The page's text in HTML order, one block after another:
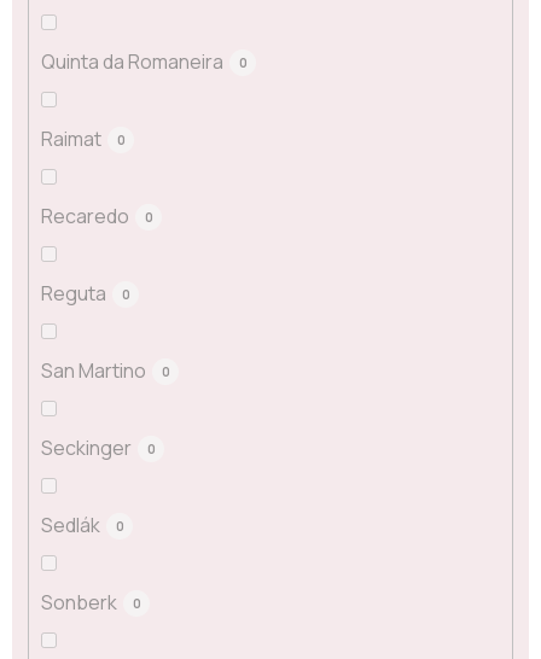
Quinta da Romaneira 0
Raimat 0
Recaredo 0
Reguta 0
San Martino 0
Seckinger 0
Sedlák 0
Sonberk 0